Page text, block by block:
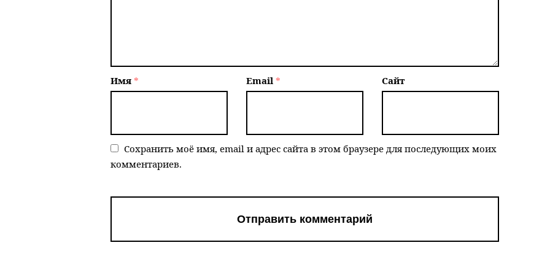
Имя * Email * Сайт
Сохранить моё имя, email и адрес сайта в этом браузере для последующих моих
комментариев.